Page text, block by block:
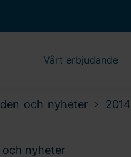
Vårt erbjudande
och nyheter 2014
och nyheter